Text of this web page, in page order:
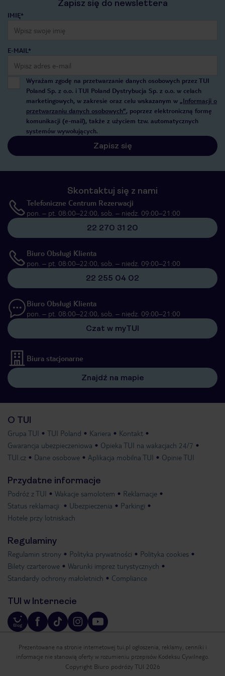
Zapisz się do newslettera
IMIĘ*
E-MAIL*
Wyrażam zgodę na przetwarzanie danych osobowych przez TUI
Poland Sp. z o.o. i TUI Poland Dystrybucja Sp. z o.o. w celach
marketingowych, w zakresie oraz celu wskazanym w „Informacji o
przetwarzaniu danych osobowych”, poprzez elektroniczną formę
komunikacji (e-mail), także z użyciem tzw. automatycznych
systemów wywołujących.
Zapisz się
Skontaktuj się z nami
Telefoniczne Centrum Rezerwacji
pon. – pt. 08:00–22:00, sob. – niedz. 09:00–21:00
22 270 31 20
Biuro Obsługi Klienta
pon. – pt. 08:00–22:00, sob. – niedz. 09:00–21:00
22 255 04 02
Biuro Obsługi Klienta
pon. – pt. 08:00–22:00, sob. – niedz. 09:00–21:00
Czat w myTUI
Biura stacjonarne
Znajdź na mapie
O TUI
Grupa TUI TUI Poland Kariera
Kontakt
Gwarancja ubezpieczeniowa
Opieka TUI na wakacjach 24/7
TUI.cz
Dane osobowe Aplikacja mobilna TUI Opinie TUI
Przydatne informacje
Podróż z TUI Wakacje samolotem
Reklamacje
Status reklamacji
Ubezpieczenia
Parkingi
Hotele przy lotniskach
Regulaminy
Regulamin strony Polityka prywatności
Polityka cookies
Bilety czarterowe
Warunki imprez turystycznych
Standardy ochrony małoletnich
Compliance
TUI w Internecie
Prezentowane na stronie internetowej tui.pl ogłoszenia, reklamy, cenniki i
informacje nie stanowią oferty w rozumieniu przepisów Kodeksu Cywilnego.
Copyright Biuro podróży TUI 2026